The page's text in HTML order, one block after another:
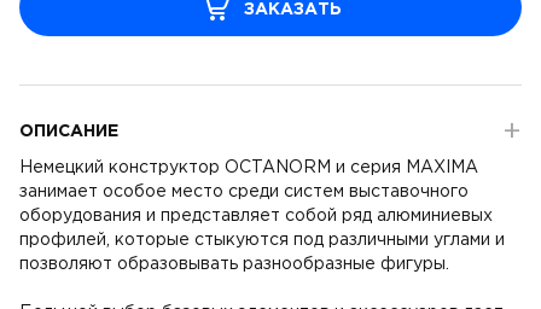
ЗАКАЗАТЬ
ОПИСАНИЕ
Немецкий конструктор OCTANORM и серия MAXIMA
занимает особое место среди систем выставочного
оборудования и представляет собой ряд алюминиевых
профилей, которые стыкуются под различными углами и
позволяют образовывать разнообразные фигуры.